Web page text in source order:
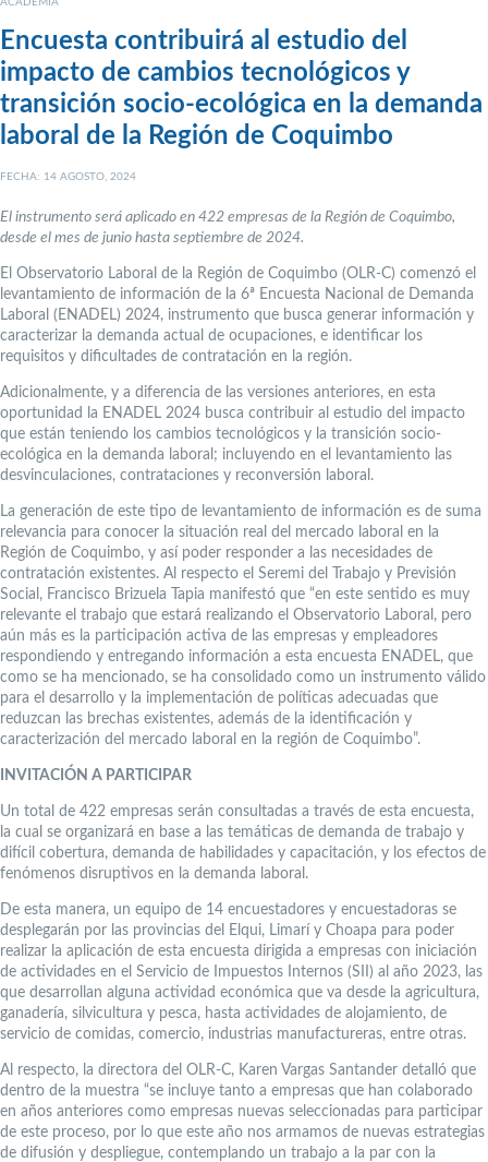
Encuesta contribuirá al estudio del
impacto de cambios tecnológicos y
transición socio-ecológica en la demanda
laboral de la Región de Coquimbo
FECHA: 14 AGOSTO, 2024
El instrumento será aplicado en 422 empresas de la Región de Coquimbo,
desde el mes de junio hasta septiembre de 2024.
El Observatorio Laboral de la Región de Coquimbo (OLR-C) comenzó el
levantamiento de información de la 6ª Encuesta Nacional de Demanda
Laboral (ENADEL) 2024, instrumento que busca generar información y
caracterizar la demanda actual de ocupaciones, e identificar los
requisitos y dificultades de contratación en la región.
Adicionalmente, y a diferencia de las versiones anteriores, en esta
oportunidad la ENADEL 2024 busca contribuir al estudio del impacto
que están teniendo los cambios tecnológicos y la transición socio-
ecológica en la demanda laboral; incluyendo en el levantamiento las
desvinculaciones, contrataciones y reconversión laboral.
La generación de este tipo de levantamiento de información es de suma
relevancia para conocer la situación real del mercado laboral en la
Región de Coquimbo, y así poder responder a las necesidades de
contratación existentes. Al respecto el Seremi del Trabajo y Previsión
Social, Francisco Brizuela Tapia manifestó que “en este sentido es muy
relevante el trabajo que estará realizando el Observatorio Laboral, pero
aún más es la participación activa de las empresas y empleadores
respondiendo y entregando información a esta encuesta ENADEL, que
como se ha mencionado, se ha consolidado como un instrumento válido
para el desarrollo y la implementación de políticas adecuadas que
reduzcan las brechas existentes, además de la identificación y
caracterización del mercado laboral en la región de Coquimbo”.
INVITACIÓN A PARTICIPAR
Un total de 422 empresas serán consultadas a través de esta encuesta,
la cual se organizará en base a las temáticas de demanda de trabajo y
difícil cobertura, demanda de habilidades y capacitación, y los efectos de
fenómenos disruptivos en la demanda laboral.
De esta manera, un equipo de 14 encuestadores y encuestadoras se
desplegarán por las provincias del Elqui, Limarí y Choapa para poder
realizar la aplicación de esta encuesta dirigida a empresas con iniciación
de actividades en el Servicio de Impuestos Internos (SII) al año 2023, las
que desarrollan alguna actividad económica que va desde la agricultura,
ganadería, silvicultura y pesca, hasta actividades de alojamiento, de
servicio de comidas, comercio, industrias manufactureras, entre otras.
Al respecto, la directora del OLR-C, Karen Vargas Santander detalló que
dentro de la muestra “se incluye tanto a empresas que han colaborado
en años anteriores como empresas nuevas seleccionadas para participar
de este proceso, por lo que este año nos armamos de nuevas estrategias
de difusión y despliegue, contemplando un trabajo a la par con la